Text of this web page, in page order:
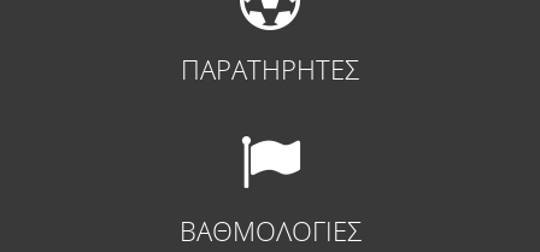
ΠΑΡΑΤΗΡΗΤΕΣ
ΒΑΘΜΟΛΟΓΙΕΣ